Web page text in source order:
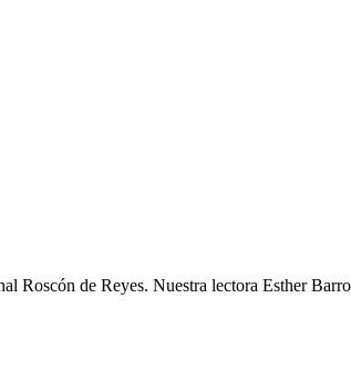
Roscón de Reyes. Nuestra lectora Esther